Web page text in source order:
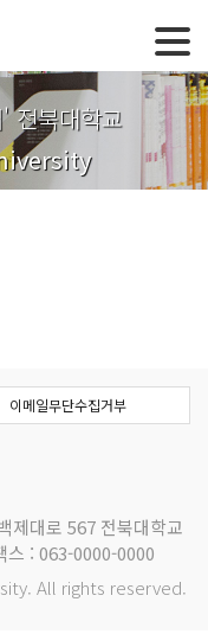
전북대학교
이메일무단수집거부
제대로 567 전북대학교
스 : 063-0000-0000
All rights reserved.